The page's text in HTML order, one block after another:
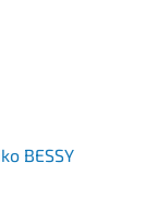
BESSY